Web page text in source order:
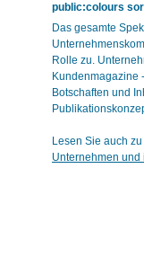
public:colours
Das gesamte
Rolle zu.
Kundenmagazine
Botschaften und
Lesen Sie auch
Unternehmen